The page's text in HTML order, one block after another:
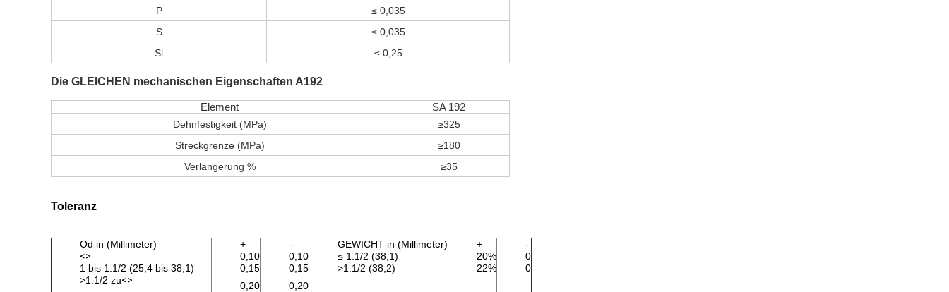
P
≤ 0,035
S
≤ 0,035
Si
≤ 0,25
Die GLEICHEN mechanischen Eigenschaften A192
Element SA 192
Dehnfestigkeit (MPa)
≥325
Streckgrenze (MPa)
≥180
Verlängerung %
≥35
Toleranz
Od in (Millimeter) + - GEWICHT in (Millimeter) +
-
<>
0,10 0,10 ≤ 1.1/2 (38,1) 20%
0
1 bis 1.1/2 (25,4 bis 38,1)
0,15 0,15 >1.1/2 (38,2) 22%
0
>1.1/2 zu<> 0,20
0,20